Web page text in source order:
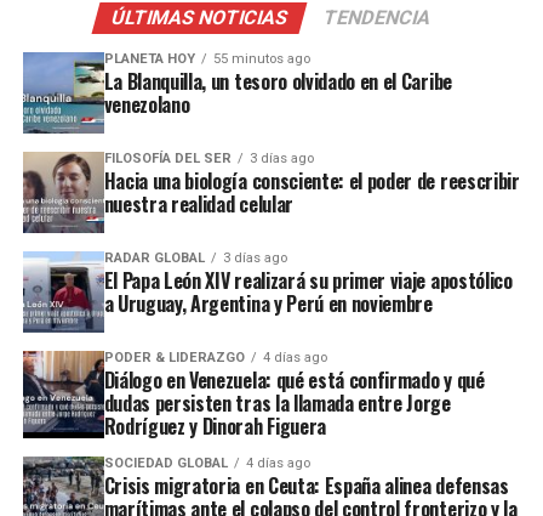
ÚLTIMAS NOTICIAS TENDENCIA
PLANETA HOY 55 minutos ago
La Blanquilla, un tesoro olvidado en el Caribe
venezolano
FILOSOFÍA DEL SER 3 días ago
Hacia una biología consciente: el poder de reescribir
nuestra realidad celular
RADAR GLOBAL 3 días ago
El Papa León XIV realizará su primer viaje apostólico
a Uruguay, Argentina y Perú en noviembre
PODER & LIDERAZGO 4 días ago
Diálogo en Venezuela: qué está confirmado y qué
dudas persisten tras la llamada entre Jorge
Rodríguez y Dinorah Figuera
SOCIEDAD GLOBAL 4 días ago
Crisis migratoria en Ceuta: España alinea defensas
marítimas ante el colapso del control fronterizo y la